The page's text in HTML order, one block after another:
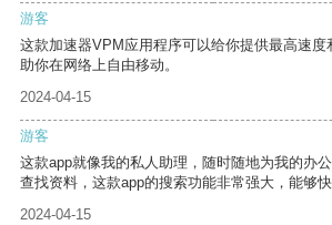
游客
这款加速器VPM应用程序可以给你提供最高速度
助你在网络上自由移动。
2024-04-15
游客
这款app就像我的私人助理，随时随地为我的办
查找资料，这款app的搜索功能非常强大，能够
2024-04-15